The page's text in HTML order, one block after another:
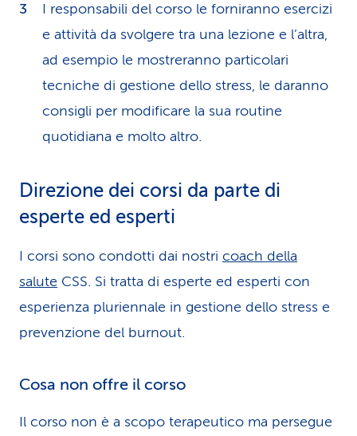
I responsabili del corso le forniranno esercizi
e attività da svolgere tra una lezione e l’altra,
ad esempio le mostreranno particolari
tecniche di gestione dello stress, le daranno
consigli per modificare la sua routine
quotidiana e molto altro.
Direzione dei corsi da parte di
esperte ed esperti
I corsi sono condotti dai nostri coach della
salute CSS. Si tratta di esperte ed esperti con
esperienza pluriennale in gestione dello stress e
prevenzione del burnout.
Cosa non offre il corso
Il corso non è a scopo terapeutico ma persegue